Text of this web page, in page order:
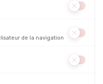
PREMIERS SECOURS